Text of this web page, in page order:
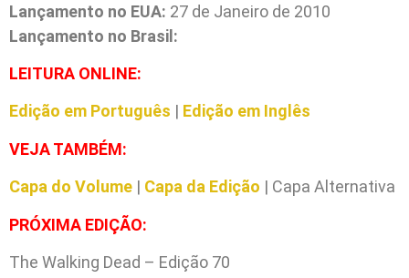
Lançamento no EUA: 27 de Janeiro de 2010
Lançamento no Brasil:
LEITURA ONLINE:
Edição em Português | Edição em Inglês
VEJA TAMBÉM:
Capa do Volume | Capa da Edição | Capa Alternativa
PRÓXIMA EDIÇÃO:
The Walking Dead – Edição 70